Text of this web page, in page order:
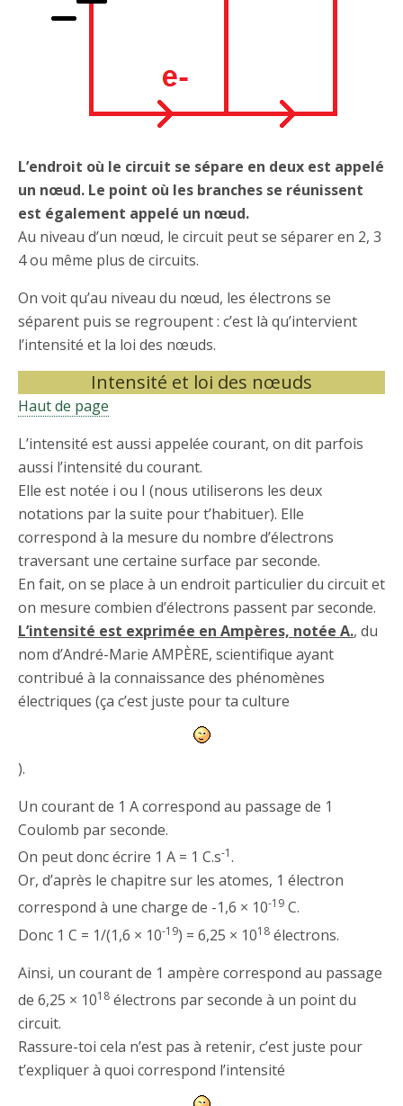
L’endroit où le circuit se sépare en deux est appelé
un nœud. Le point où les branches se réunissent
est également appelé un nœud.
Au niveau d’un nœud, le circuit peut se séparer en 2, 3
4 ou même plus de circuits.
On voit qu’au niveau du nœud, les électrons se
séparent puis se regroupent : c’est là qu’intervient
l’intensité et la loi des nœuds.
Intensité et loi des nœuds
Haut de page
L’intensité est aussi appelée courant, on dit parfois
aussi l’intensité du courant.
Elle est notée i ou I (nous utiliserons les deux
notations par la suite pour t’habituer). Elle
correspond à la mesure du nombre d’électrons
traversant une certaine surface par seconde.
En fait, on se place à un endroit particulier du circuit et
on mesure combien d’électrons passent par seconde.
L’intensité est exprimée en Ampères, notée A., du
nom d’André-Marie AMPÈRE, scientifique ayant
contribué à la connaissance des phénomènes
électriques (ça c’est juste pour ta culture
).
Un courant de 1 A correspond au passage de 1
Coulomb par seconde.
On peut donc écrire 1 A = 1 C.s-1.
Or, d’après le chapitre sur les atomes, 1 électron
correspond à une charge de -1,6 × 10-19 C.
Donc 1 C = 1/(1,6 × 10-19) = 6,25 × 1018 électrons.
Ainsi, un courant de 1 ampère correspond au passage
de 6,25 × 1018 électrons par seconde à un point du
circuit.
Rassure-toi cela n’est pas à retenir, c’est juste pour
t’expliquer à quoi correspond l’intensité